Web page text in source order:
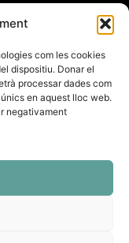
com les cookies
dispositiu. Donar el
processar dades com
en aquest lloc web.
negativament
Legal
Política
de
cookies
Política